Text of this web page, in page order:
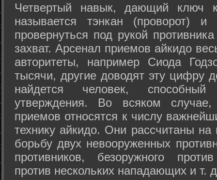
Четвертый навык, дающий ключ
называется тэнкан (проворот)
провернуться под рукой
захват. Арсенал приемов айкидо
авторитеты, например Сиода
тысячи, другие доводят эту цифру
найдется человек,
утверждения. Во всяком
приемов относятся к числу
технику айкидо. Они рассчитаны
борьбу двух невооруженных
противников, безоружного
против нескольких нападающих и т.